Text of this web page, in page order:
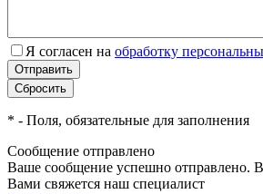
Я согласен на обработку
* - Поля, обязательные для заполнения
Сообщение отправлено
Ваше сообщение успешно отправлено.
Вами свяжется наш специалист